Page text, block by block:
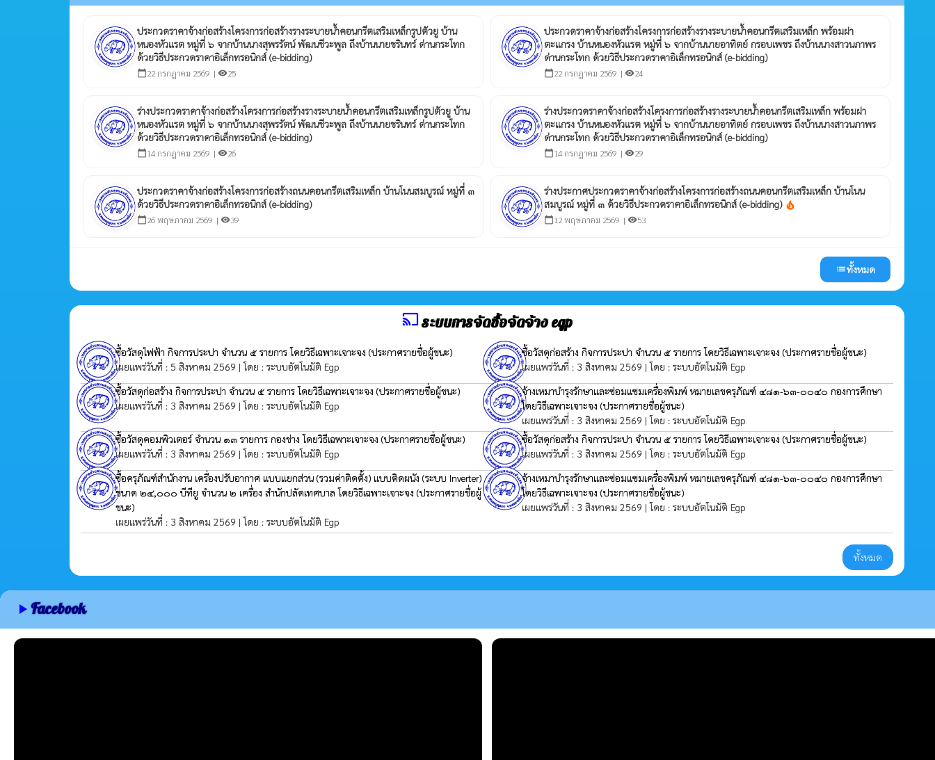
ประกวดราคาจ้างก่อสร้างโครงการก่อสร้างรางระบายน้ำคอนกรีตเสริมเหล็กรูปตัวยู บ้าน
หนองหัวแรต หมู่ที่ ๖ จากบ้านนางสุพรรัตน์ พัฒนชีวะพูล ถึงบ้านนายชรินทร์ ด่านกระโทก
ด้วยวิธีประกวดราคาอิเล็กทรอนิกส์ (e-bidding)
calendar_today22 กรกฎาคม 2569 | visibility25
ประกวดราคาจ้างก่อสร้างโครงการก่อสร้างรางระบายน้ำคอนกรีตเสริมเหล็ก พร้อมฝา
ตะแกรง บ้านหนองหัวแรต หมู่ที่ ๖ จากบ้านนายอาทิตย์ กรอบเพชร ถึงบ้านนางสาวนภาพร
ด่านกระโทก ด้วยวิธีประกวดราคาอิเล็กทรอนิกส์ (e-bidding)
calendar_today22 กรกฎาคม 2569 | visibility24
ร่างประกวดราคาจ้างก่อสร้างโครงการก่อสร้างรางระบายน้ำคอนกรีตเสริมเหล็กรูปตัวยู บ้าน
หนองหัวแรต หมู่ที่ ๖ จากบ้านนางสุพรรัตน์ พัฒนชีวะพูล ถึงบ้านนายชรินทร์ ด่านกระโทก
ด้วยวิธีประกวดราคาอิเล็กทรอนิกส์ (e-bidding)
calendar_today14 กรกฎาคม 2569 | visibility26
ร่างประกวดราคาจ้างก่อสร้างโครงการก่อสร้างรางระบายน้ำคอนกรีตเสริมเหล็ก พร้อมฝา
ตะแกรง บ้านหนองหัวแรต หมู่ที่ ๖ จากบ้านนายอาทิตย์ กรอบเพชร ถึงบ้านนางสาวนภาพร
ด่านกระโทก ด้วยวิธีประกวดราคาอิเล็กทรอนิกส์ (e-bidding)
calendar_today14 กรกฎาคม 2569 | visibility29
ประกวดราคาจ้างก่อสร้างโครงการก่อสร้างถนนคอนกรีตเสริมเหล็ก บ้านโนนสมบูรณ์ หมู่ที่ ๓
ด้วยวิธีประกวดราคาอิเล็กทรอนิกส์ (e-bidding)
calendar_today26 พฤษภาคม 2569 | visibility39
ร่างประกาศประกวดราคาจ้างก่อสร้างโครงการก่อสร้างถนนคอนกรีตเสริมเหล็ก บ้านโนน
สมบูรณ์ หมู่ที่ ๓ ด้วยวิธีประกวดราคาอิเล็กทรอนิกส์ (e-bidding) local_fire_department
calendar_today 12 พฤษภาคม 2569 | visibility53
listทั้งหมด
castระบบการจัดซื้อจัดจ้าง egp
ซื้อวัสดุไฟฟ้า กิจการประปา จำนวน ๕ รายการ โดยวิธีเฉพาะเจาะจง (ประกาศรายชื่อผู้ชนะ)
เผยแพร่วันที่ : 5 สิงหาคม 2569 | โดย : ระบบอัตโนมัติ Egp
ซื้อวัสดุก่อสร้าง กิจการประปา จำนวน ๕ รายการ โดยวิธีเฉพาะเจาะจง (ประกาศรายชื่อผู้ชนะ)
เผยแพร่วันที่ : 3 สิงหาคม 2569 | โดย : ระบบอัตโนมัติ Egp
ซื้อวัสดุก่อสร้าง กิจการประปา จำนวน ๕ รายการ โดยวิธีเฉพาะเจาะจง (ประกาศรายชื่อผู้ชนะ)
เผยแพร่วันที่ : 3 สิงหาคม 2569 | โดย : ระบบอัตโนมัติ Egp
จ้างเหมาบำรุงรักษาและซ่อมแซมเครื่องพิมพ์ หมายเลขครุภัณฑ์ ๔๘๑-๖๓-๐๐๔๐ กองการศึกษา
โดยวิธีเฉพาะเจาะจง (ประกาศรายชื่อผู้ชนะ)
เผยแพร่วันที่ : 3 สิงหาคม 2569 | โดย : ระบบอัตโนมัติ Egp
ซื้อวัสดุคอมพิวเตอร์ จำนวน ๑๓ รายการ กองช่าง โดยวิธีเฉพาะเจาะจง (ประกาศรายชื่อผู้ชนะ)
เผยแพร่วันที่ : 3 สิงหาคม 2569 | โดย : ระบบอัตโนมัติ Egp
ซื้อวัสดุก่อสร้าง กิจการประปา จำนวน ๕ รายการ โดยวิธีเฉพาะเจาะจง (ประกาศรายชื่อผู้ชนะ)
เผยแพร่วันที่ : 3 สิงหาคม 2569 | โดย : ระบบอัตโนมัติ Egp
ซื้อครุภัณฑ์สำนักงาน เครื่องปรับอากาศ แบบแยกส่วน (รวมค่าติดตั้ง) แบบติดผนัง (ระบบ Inverter)
ขนาด ๒๔,๐๐๐ บีทียู จำนวน ๒ เครื่อง สำนักปลัดเทศบาล โดยวิธีเฉพาะเจาะจง (ประกาศรายชื่อผู้
ชนะ)
เผยแพร่วันที่ : 3 สิงหาคม 2569 | โดย : ระบบอัตโนมัติ Egp
จ้างเหมาบำรุงรักษาและซ่อมแซมเครื่องพิมพ์ หมายเลขครุภัณฑ์ ๔๘๑-๖๓-๐๐๔๐ กองการศึกษา
โดยวิธีเฉพาะเจาะจง (ประกาศรายชื่อผู้ชนะ)
เผยแพร่วันที่ : 3 สิงหาคม 2569 | โดย : ระบบอัตโนมัติ Egp
ทั้งหมด
play_arrow Facebook